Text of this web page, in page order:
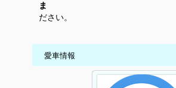
ま
ださい。
愛車情報